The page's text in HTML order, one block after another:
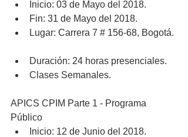
Inicio: 03 de Mayo del 2018.
Fin: 31 de Mayo del 2018.
Lugar: Carrera 7 # 156-68, Bogotá.
Duración: 24 horas presenciales.
Clases Semanales.
APICS CPIM Parte 1 - Programa
Público
Inicio: 12 de Junio del 2018.